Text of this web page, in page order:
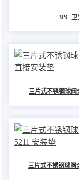
3PC
三片式不锈钢球阀
三片式不锈钢球阀